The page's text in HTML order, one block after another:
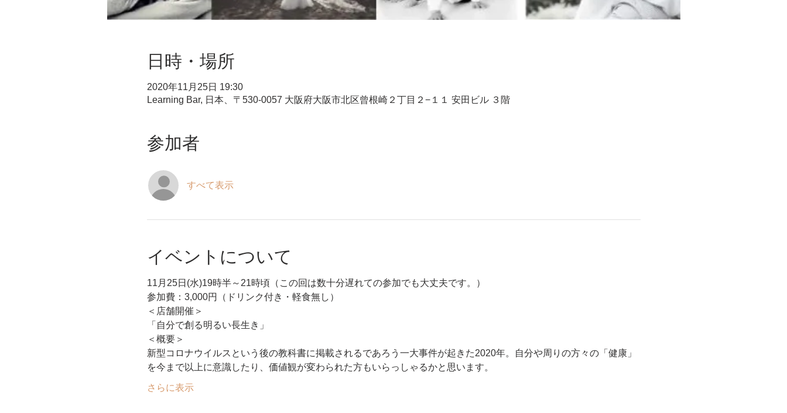
日時・場所
2020年11月25日 19:30
Learning Bar, 日本、〒530-0057 大阪府大阪市北区曾根崎２丁目２−１１ 安田ビル ３階
参加者
すべて表示
イベントについて
11月25日(水)19時半～21時頃（この回は数十分遅れての参加でも大丈夫です。）
参加費：3,000円（ドリンク付き・軽食無し）
＜店舗開催＞
「自分で創る明るい長生き」
＜概要＞
新型コロナウイルスという後の教科書に掲載されるであろう一大事件が起きた2020年。自分や周りの方々の「健康」
を今まで以上に意識したり、価値観が変わられた方もいらっしゃるかと思います。
さらに表示